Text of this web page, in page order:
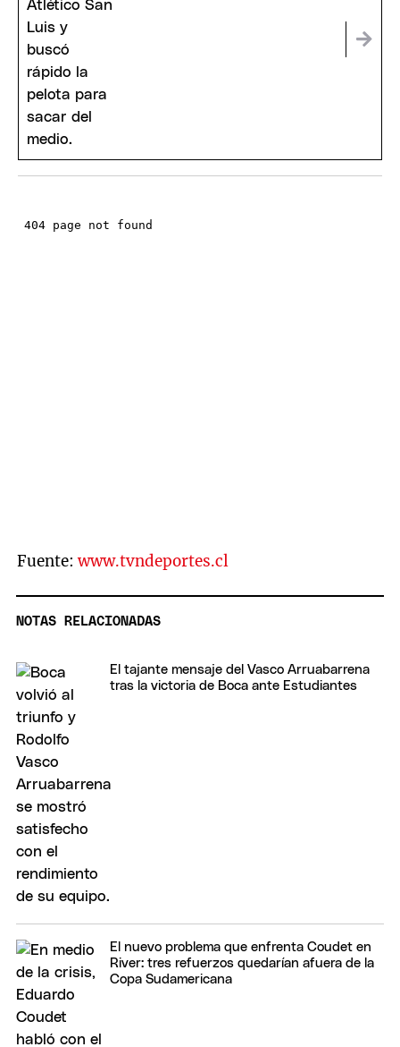
Fuente:www.tvndeportes.cl
NOTAS RELACIONADAS
El tajante mensaje del Vasco Arruabarrena
tras la victoria de Boca ante Estudiantes
El nuevo problema que enfrenta Coudet en
River: tres refuerzos quedarían afuera de la
Copa Sudamericana